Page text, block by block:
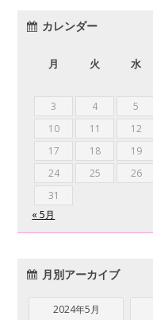
カレンダー
月
火 水
3
4 5
10
11 12
17
18 19
24
25 26
31
« 5月
月別アーカイブ
2024年5月